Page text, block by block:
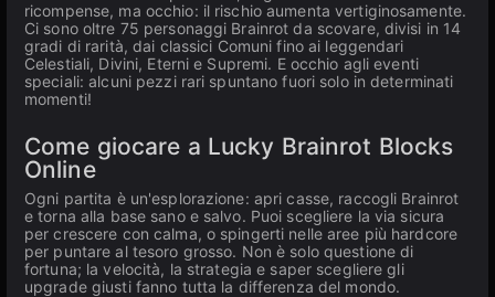
ricompense, ma occhio: il rischio aumenta vertiginosamente.
Ci sono oltre 75 personaggi Brainrot da scovare, divisi in 14
gradi di rarità, dai classici Comuni fino ai leggendari
Celestiali, Divini, Eterni e Supremi. E occhio agli eventi
speciali: alcuni pezzi rari spuntano fuori solo in determinati
momenti!
Come giocare a Lucky Brainrot Blocks
Online
Ogni partita è un'esplorazione: apri casse, raccogli Brainrot
e torna alla base sano e salvo. Puoi scegliere la via sicura
per crescere con calma, o spingerti nelle aree più hardcore
per puntare al tesoro grosso. Non è solo questione di
fortuna; la velocità, la strategia e saper scegliere gli
upgrade giusti fanno tutta la differenza del mondo.